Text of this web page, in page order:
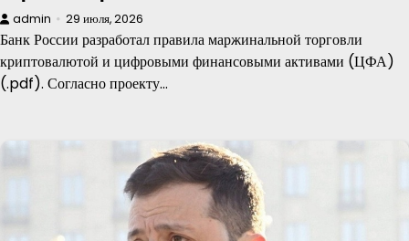
admin 29 июля, 2026
Банк России разработал правила маржинальной торговли
криптовалютой и цифровыми финансовыми активами (ЦФА)
(.pdf). Согласно проекту…